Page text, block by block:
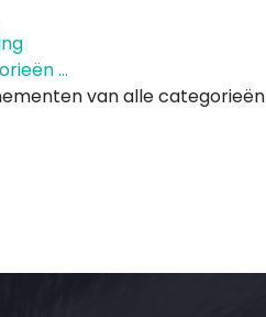
...
van alle categorieën